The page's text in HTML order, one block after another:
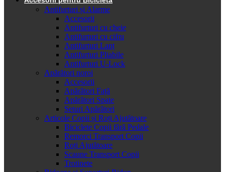
Antifurturi și Alarme
Accesorii
Antifurturi cu cheie
Antifurturi cu cifru
Antifurturi Lanț
Antifurturi Pliabile
Antifurturi U-Lock
Apărători noroi
Accesorii
Apărători Față
Apărători Spate
Seturi Apărători
Articole Copii și Roți Ajutătoare
Biciclete Copii fără Pedale
Remorci Transport Copii
Roți Ajutătoare
Scaune Transport Copii
Trotinete